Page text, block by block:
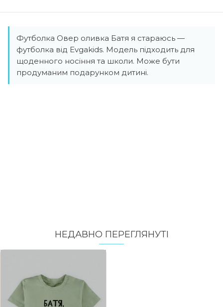
Футболка Овер оливка Батя я стараюсь —
футболка від Evgakids. Модель підходить для
щоденного носіння та школи. Може бути
продуманим подарунком дитині.
НЕДАВНО ПЕРЕГЛЯНУТI